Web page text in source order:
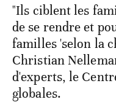
"Ils ciblent les
de se rendre et
familles 'selon la
Christian
d'experts, le
globales.